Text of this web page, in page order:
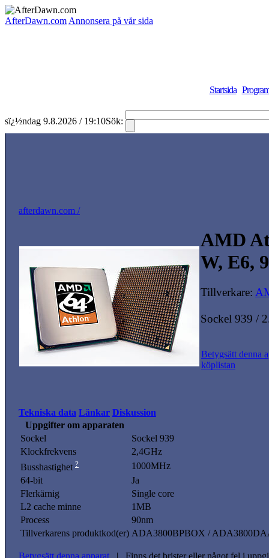
AfterDawn.com Annonsera på vår sida
Startsida
sï¿½ndag 9.8.2026 / 19:10Sök:
afterdawn.com /
AMD
W, E6,
Tillverkare:
Sockel 939 /
Betygsätt denna
köplistan
Tekniska data Länkar Diskussion
Uppgifter om apparaten
Sockel
Sockel 939
Klockfrekvens
2,4GHz
Busshastighet ?
1000MHz
64-bit
Ja
Flerkärnig
Single core
L2 cache minne
1MB
Process
90nm
Tillverkarens produktkod(er) ADA3800BPBOX /
Betygsätt denna apparat | Finns det brister eller något fel i